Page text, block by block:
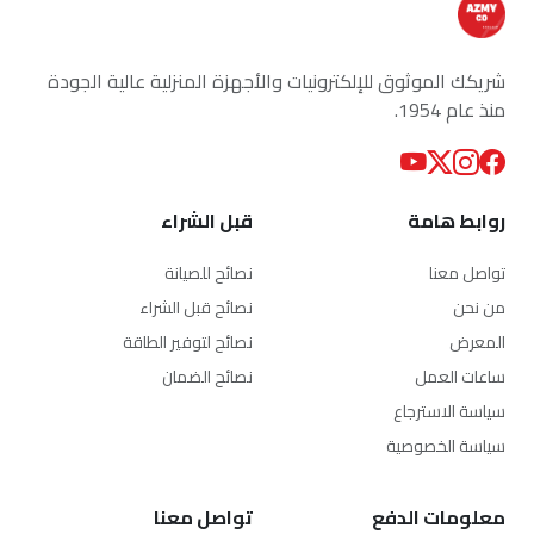
شريكك الموثوق للإلكترونيات والأجهزة المنزلية عالية الجودة
منذ عام 1954.
روابط هامة
تواصل معنا
من نحن
المعرض
ساعات العمل
سياسة الاسترجاع
سياسة الخصوصية
قبل الشراء
نصائح للصيانة
نصائح قبل الشراء
نصائح لتوفير الطاقة
نصائح الضمان
معلومات الدفع تواصل معنا